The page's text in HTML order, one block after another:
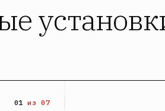
01 из 07